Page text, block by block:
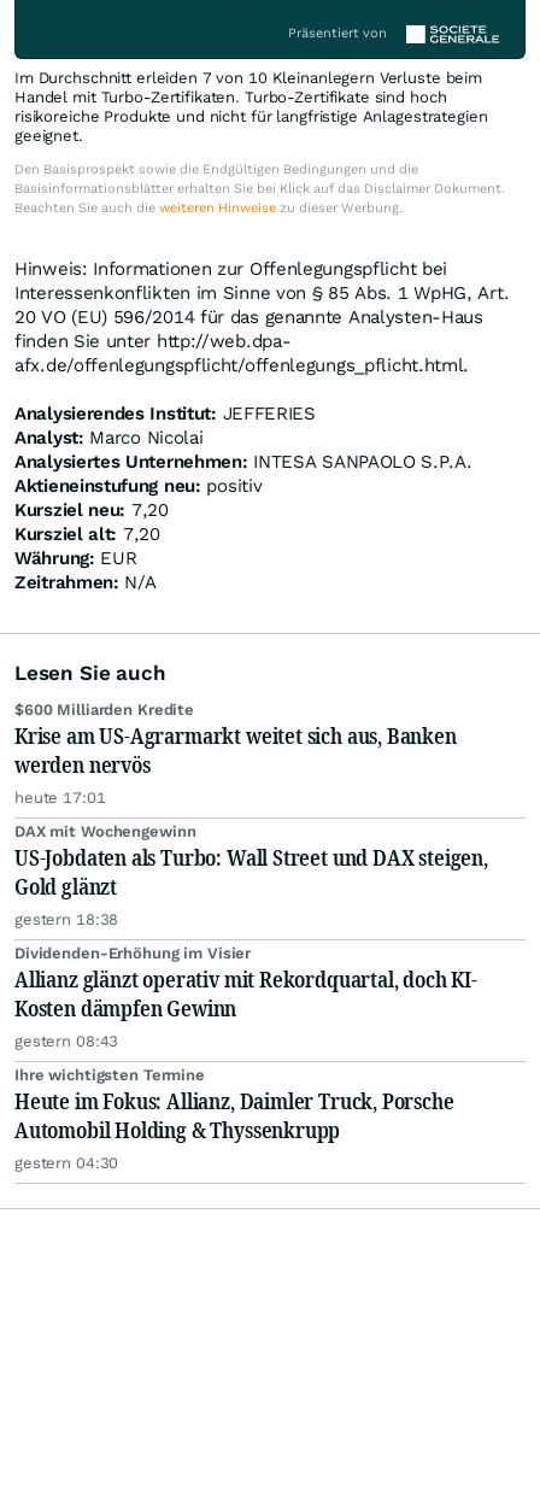
Präsentiert von
Im Durchschnitt erleiden 7 von 10 Kleinanlegern Verluste beim
Handel mit Turbo-Zertifikaten. Turbo-Zertifikate sind hoch
risikoreiche Produkte und nicht für langfristige Anlagestrategien
geeignet.
Den Basisprospekt sowie die Endgültigen Bedingungen und die
Basisinformationsblätter erhalten Sie bei Klick auf das Disclaimer Dokument.
Beachten Sie auch die weiteren Hinweise zu dieser Werbung.
Hinweis: Informationen zur Offenlegungspflicht bei
Interessenkonflikten im Sinne von § 85 Abs. 1 WpHG, Art.
20 VO (EU) 596/2014 für das genannte Analysten-Haus
finden Sie unter http://web.dpa-
afx.de/offenlegungspflicht/offenlegungs_pflicht.html.
Analysierendes Institut: JEFFERIES
Analyst: Marco Nicolai
Analysiertes Unternehmen: INTESA SANPAOLO S.P.A.
Aktieneinstufung neu: positiv
Kursziel neu: 7,20
Kursziel alt: 7,20
Währung: EUR
Zeitrahmen: N/A
Lesen Sie auch
$600 Milliarden Kredite
Krise am US-Agrarmarkt weitet sich aus, Banken
werden nervös
heute 17:01
DAX mit Wochengewinn
US-Jobdaten als Turbo: Wall Street und DAX steigen,
Gold glänzt
gestern 18:38
Dividenden-Erhöhung im Visier
Allianz glänzt operativ mit Rekordquartal, doch KI-
Kosten dämpfen Gewinn
gestern 08:43
Ihre wichtigsten Termine
Heute im Fokus: Allianz, Daimler Truck, Porsche
Automobil Holding & Thyssenkrupp
gestern 04:30